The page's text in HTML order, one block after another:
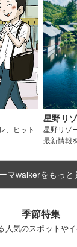
、ヒット
星野リ
星野リゾ
最新情報
マwalkerをもっと
季節特集
人気のスポットや